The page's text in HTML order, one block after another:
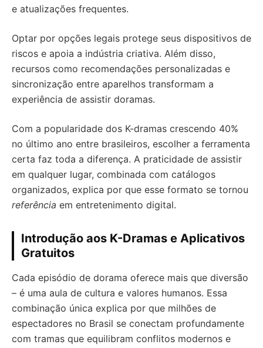
e atualizações frequentes.
Optar por opções legais protege seus dispositivos de
riscos e apoia a indústria criativa. Além disso,
recursos como recomendações personalizadas e
sincronização entre aparelhos transformam a
experiência de assistir doramas.
Com a popularidade dos K-dramas crescendo 40%
no último ano entre brasileiros, escolher a ferramenta
certa faz toda a diferença. A praticidade de assistir
em qualquer lugar, combinada com catálogos
organizados, explica por que esse formato se tornou
referência em entretenimento digital.
Introdução aos K-Dramas e Aplicativos
Gratuitos
Cada episódio de dorama oferece mais que diversão
– é uma aula de cultura e valores humanos. Essa
combinação única explica por que milhões de
espectadores no Brasil se conectam profundamente
com tramas que equilibram conflitos modernos e